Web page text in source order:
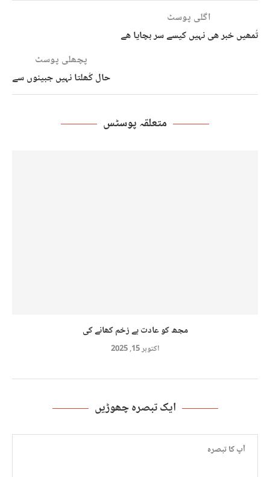
اگلی پوسٹ
تُمھیں خبر ھی نہیں کیسے سر بچایا ھے
پچھلی پوسٹ
حال کُھلتا نہیں جبینوں سے
متعلقہ پوسٹس
مجھ کو عادت ہے زخم کھانے کی
اکتوبر 15, 2025
ایک تبصرہ چھوڑیں